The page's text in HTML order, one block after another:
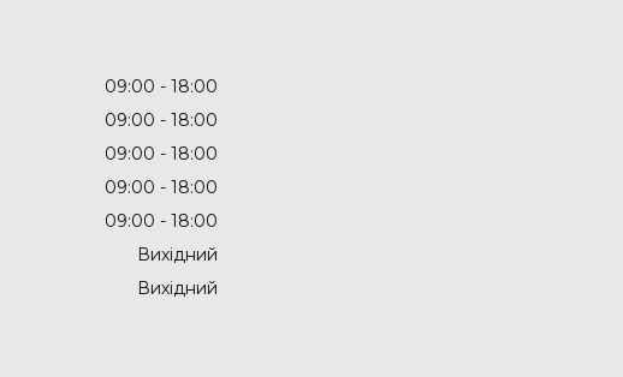
09:00
18:00
09:00
18:00
09:00
18:00
09:00
18:00
09:00
18:00
Вихідний
Вихідний